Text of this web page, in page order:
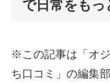
で日常をもっ
※この記事は「オ
ち口コミ」の編集